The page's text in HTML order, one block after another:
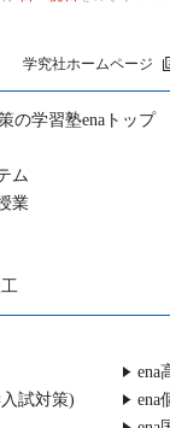
学究社ホームページ
の学習塾enaトップ
ム
業
試対策)
ena
ena